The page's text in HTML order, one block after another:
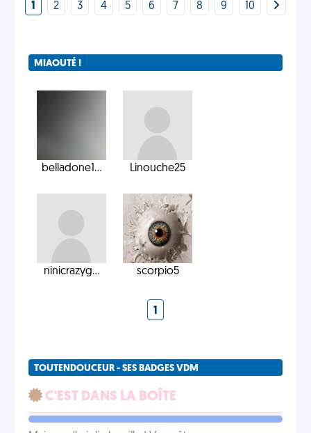
1 2 3 4 5 6 7 8 9 10
MIAOUTÉ !
belladone1... Linouche25
ninicrazyg... scorpio5
1
TOUTENDOUCEUR - SES BADGES VDM
C'EST DANS LA BOÎTE